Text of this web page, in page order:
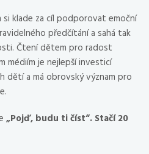
klade za cíl podporovat emoční
předčítání a sahá tak
Čtení dětem pro radost
médiím je nejlepší investicí
dětí a má obrovský význam pro
„Pojď, budu ti číst“. Stačí 20